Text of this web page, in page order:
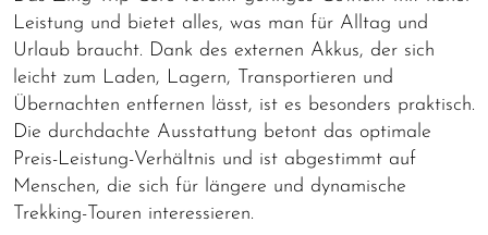
Leistung und bietet alles, was man für Alltag und
Urlaub braucht. Dank des externen Akkus, der sich
leicht zum Laden, Lagern, Transportieren und
Übernachten entfernen lässt, ist es besonders praktisch.
Die durchdachte Ausstattung betont das optimale
Preis-Leistung-Verhältnis und ist abgestimmt auf
Menschen, die sich für längere und dynamische
Trekking-Touren interessieren.